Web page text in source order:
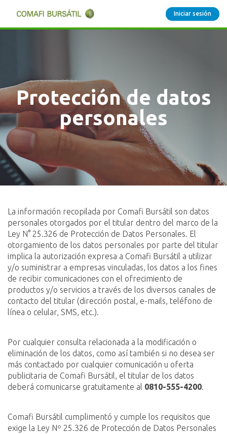
Iniciar sesión
Protección de datos
personales
La información recopilada por Comafi Bursátil son datos
personales otorgados por el titular dentro del marco de la
Ley N° 25.326 de Protección de Datos Personales. El
otorgamiento de los datos personales por parte del titular
implica la autorización expresa a Comafi Bursátil a utilizar
y/o suministrar a empresas vinculadas, los datos a los fines
de recibir comunicaciones con el ofrecimiento de
productos y/o servicios a través de los diversos canales de
contacto del titular (dirección postal, e-mails, teléfono de
línea o celular, SMS, etc.).
Por cualquier consulta relacionada a la modificación o
eliminación de los datos, como así también si no desea ser
más contactado por cualquier comunicación u oferta
publicitaria de Comafi Bursátil, el titular de los datos
deberá comunicarse gratuitamente al 0810-555-4200.
Comafi Bursátil cumplimentó y cumple los requisitos que
exige la Ley Nº 25.326 de Protección de Datos Personales